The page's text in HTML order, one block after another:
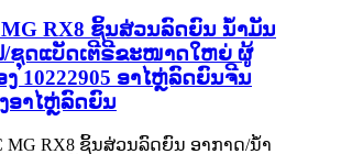
MG RX8 ຊິ້ນສ່ວນລົດຍົນ ນໍ້າມັນ
/ຊຸດແບັດເຕີຣີຂະໜາດໃຫຍ່ ຜູ້
10222905 ອາໄຫຼ່ລົດຍົນຈີນ
ອາໄຫຼ່ລົດຍົນ